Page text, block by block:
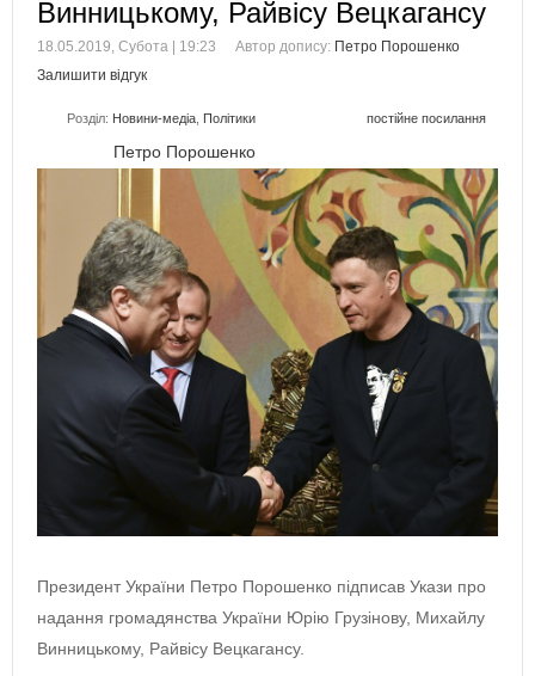
Винницькому, Райвісу Вецкагансу
18.05.2019, Субота | 19:23 Автор допису: Петро Порошенко
Залишити відгук
Розділ: Новини-медіа Політики постійне посилання
Петро Порошенко
Президент України Петро Порошенко підписав Укази про
надання громадянства України Юрію Грузінову, Михайлу
Винницькому, Райвісу Вецкагансу.